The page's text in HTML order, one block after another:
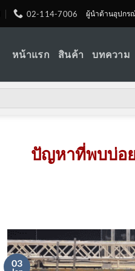
02-114-7006 ผู้นำด้านอุปกร
หน้าแรก สินค้า บทความ
ปัญหาที่พบบ่อ
03